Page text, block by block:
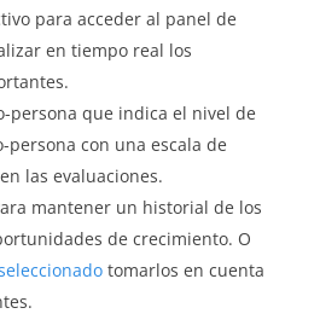
para acceder al panel de
en tiempo real los
persona que indica el nivel de
persona con una escala de
las evaluaciones.
mantener un historial de los
de crecimiento. O
tomarlos en cuenta